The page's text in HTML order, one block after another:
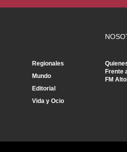
Regionales
Mundo
Editorial
Vida y Ocio
Frente
FM